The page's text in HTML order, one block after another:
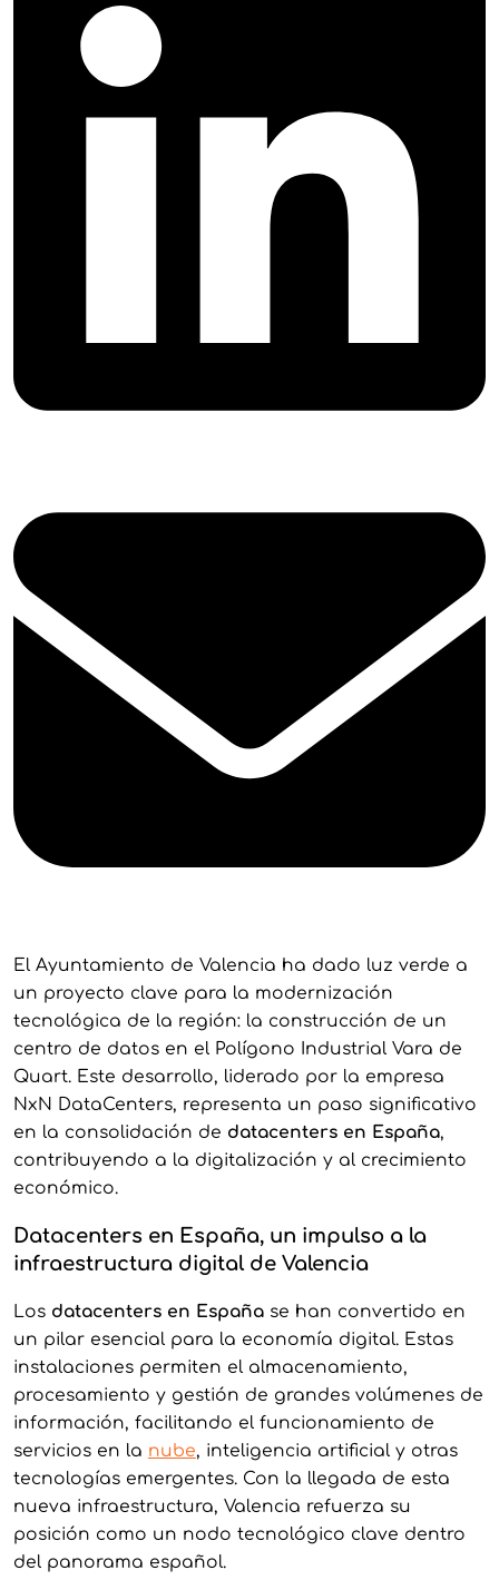
El Ayuntamiento de Valencia ha dado luz verde a
un proyecto clave para la modernización
tecnológica de la región: la construcción de un
centro de datos en el Polígono Industrial Vara de
Quart. Este desarrollo, liderado por la empresa
NxN DataCenters, representa un paso significativo
en la consolidación de datacenters en España,
contribuyendo a la digitalización y al crecimiento
económico.
Datacenters en España, un impulso a la
infraestructura digital de Valencia
Los datacenters en Españase han convertido en
un pilar esencial para la economía digital. Estas
instalaciones permiten el almacenamiento,
procesamiento y gestión de grandes volúmenes de
información, facilitando el funcionamiento de
servicios en la nube, inteligencia artificial y otras
tecnologías emergentes. Con la llegada de esta
nueva infraestructura, Valencia refuerza su
posición como un nodo tecnológico clave dentro
del panorama español.